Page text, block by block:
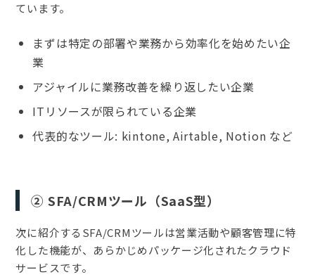
ています。
まずは特定の部署や業務から効率化を始めたい企
業
アジャイルに業務改善を繰り返したい企業
ITリソースが限られている企業
代表的なツール: kintone, Airtable, Notion など
② SFA/CRMツール（SaaS型）
次に紹介するSFA/CRMツールは営業活動や顧客管理に特
化した機能が、あらかじめパッケージ化されたクラウド
サービスです。